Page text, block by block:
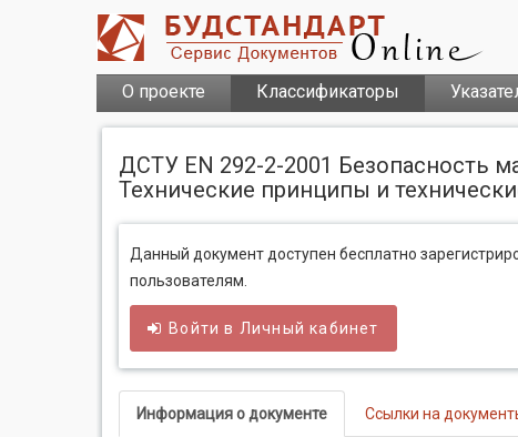
О проекте Классификаторы
ДСТУ EN 292-2-2001 Безопасность
Технические принципы и
Данный документ доступен бесплатно
пользователям.
Войти в Личный кабинет
Информация о документе Ссылки на